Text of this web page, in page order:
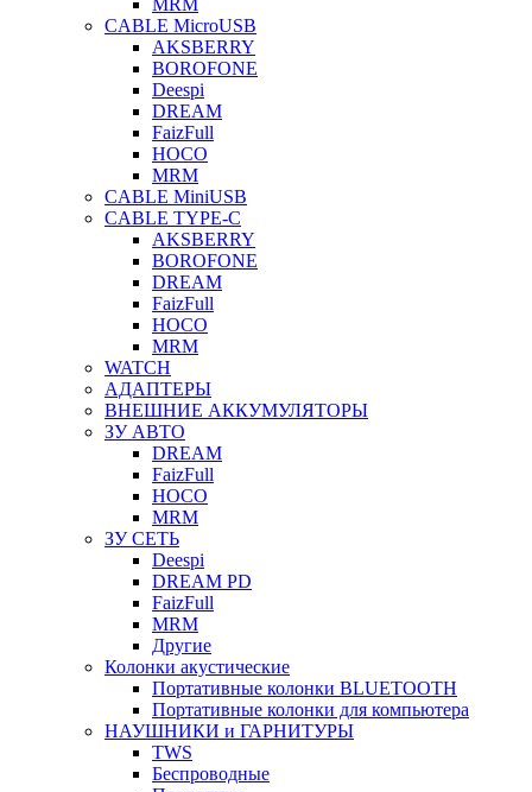
MRM
CABLE MicroUSB
AKSBERRY
BOROFONE
Deespi
DREAM
FaizFull
HOCO
MRM
CABLE MiniUSB
CABLE TYPE-C
AKSBERRY
BOROFONE
DREAM
FaizFull
HOCO
MRM
WATCH
АДАПТЕРЫ
ВНЕШНИЕ АККУМУЛЯТОРЫ
ЗУ АВТО
DREAM
FaizFull
HOCO
MRM
ЗУ СЕТЬ
Deespi
DREAM PD
FaizFull
MRM
Другие
Колонки акустические
Портативные колонки BLUETOOTH
Портативные колонки для компьютера
НАУШНИКИ и ГАРНИТУРЫ
TWS
Беспроводные